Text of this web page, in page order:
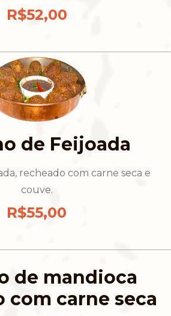
R$52,00
de Feijoada
recheado com carne seca e
couve.
R$55,00
de mandioca
com carne seca